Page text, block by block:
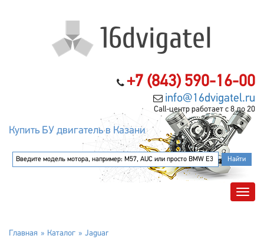
+7 (843) 590-16-00
info@16dvigatel.ru
Call-центр работает с 8 до 20
Купить БУ двигатель в Казани
Главная Каталог Jaguar